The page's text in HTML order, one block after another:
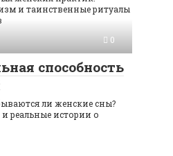
и таинственные ритуалы
0
способность
ли женские сны?
реальные истории о